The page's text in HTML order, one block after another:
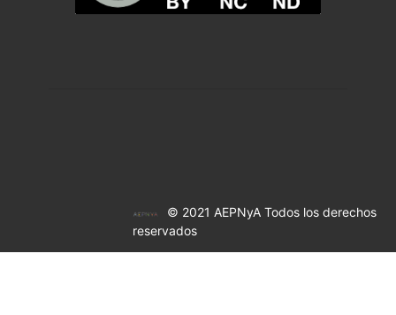
© 2021 AEPNyA Todos los derechos
reservados